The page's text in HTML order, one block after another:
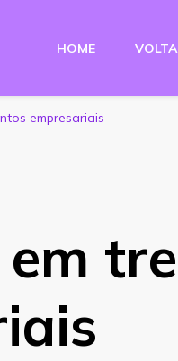
HOME
empresariais